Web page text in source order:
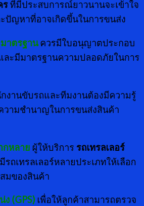
รที่มีประสบการณ์ยาวนานจะเข้าใจ
ปัญหาที่อาจเกิดขึ้นในการขนส่ง
าตรฐานควรมีใบอนุญาตประกอบ
ละมีมาตรฐานความปลอดภัยในการ
งานขับรถและทีมงานต้องมีความรู้
วามชำนาญในการขนส่งสินค้า
กหลาย ผู้ให้บริการ รถเทรลเลอร์
รถเทรลเลอร์หลายประเภทให้เลือก
มของสินค้า
ง (GPS) เพื่อให้ลูกค้าสามารถตรวจ